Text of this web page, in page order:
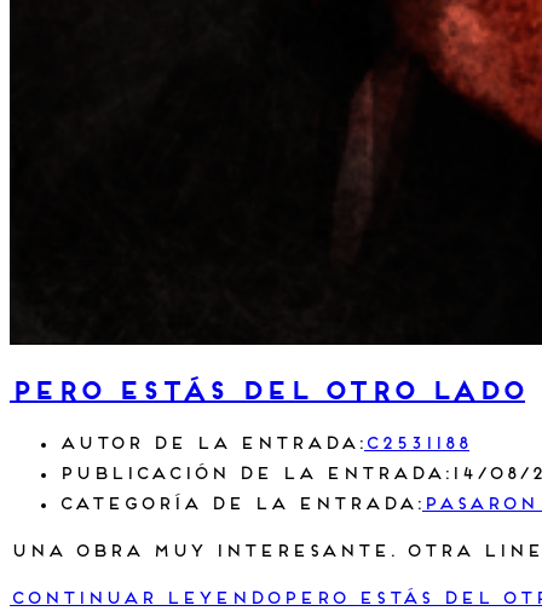
Pero estás del otro lado
Autor de la entrada: c2531188
Publicación de la entrada: 14/08/
Categoría de la entrada:
Una obra muy interesante. Otra
Continuar leyendo Pero estás del